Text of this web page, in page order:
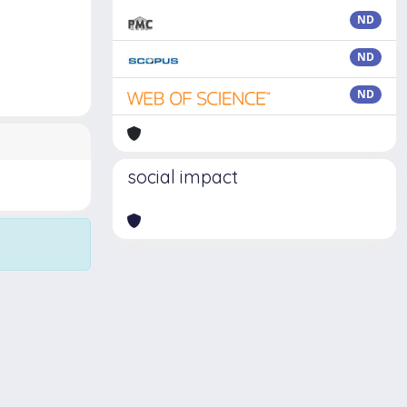
ND
ND
ND
social impact